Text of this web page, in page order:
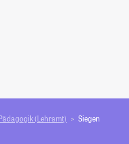
(Lehramt) Siegen